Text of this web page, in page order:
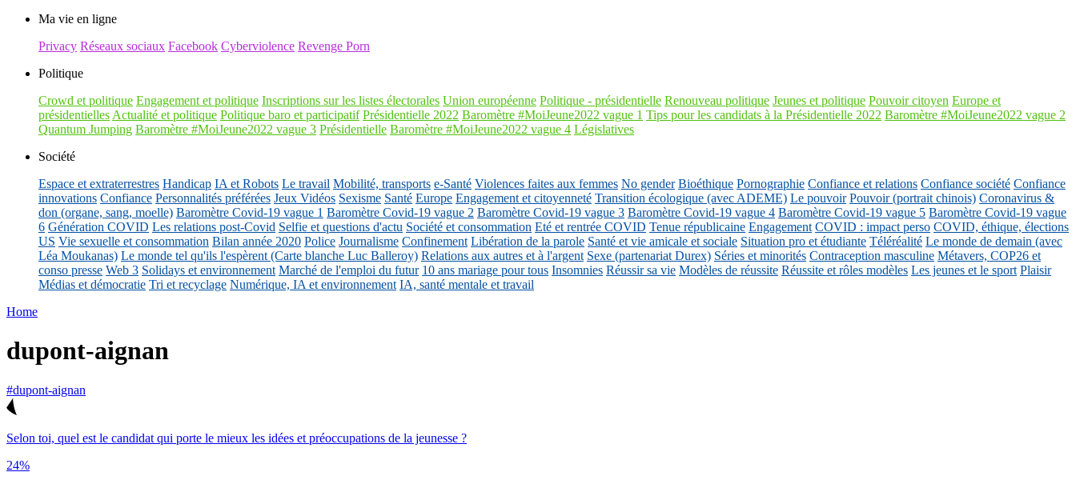
Ma vie en ligne
Privacy Réseaux sociaux Facebook Cyberviolence Revenge Porn
Politique
Crowd et politique Engagement et politique Inscriptions sur les listes électorales Union européenne Politique - présidentielle Renouveau politique Jeunes et politique Pouvoir citoyen Europe et
présidentielles Actualité et politique Politique baro et participatif Présidentielle 2022 Baromètre #MoiJeune2022 vague 1 Tips pour les candidats à la Présidentielle 2022 Baromètre #MoiJeune2022 vague 2
Quantum Jumping Baromètre #MoiJeune2022 vague 3 Présidentielle Baromètre #MoiJeune2022 vague 4 Législatives
Société
Espace et extraterrestres Handicap IA et Robots Le travail Mobilité, transports e-Santé Violences faites aux femmes No gender Bioéthique Pornographie Confiance et relations Confiance société Confiance
innovations Confiance Personnalités préférées Jeux Vidéos Sexisme Santé Europe Engagement et citoyenneté Transition écologique (avec ADEME) Le pouvoir Pouvoir (portrait chinois) Coronavirus &
don (organe, sang, moelle) Baromètre Covid-19 vague 1 Baromètre Covid-19 vague 2 Baromètre Covid-19 vague 3 Baromètre Covid-19 vague 4 Baromètre Covid-19 vague 5 Baromètre Covid-19 vague
6 Génération COVID Les relations post-Covid Selfie et questions d'actu Société et consommation Eté et rentrée COVID Tenue républicaine Engagement COVID : impact perso COVID, éthique, élections
US Vie sexuelle et consommation Bilan année 2020 Police Journalisme Confinement Libération de la parole Santé et vie amicale et sociale Situation pro et étudiante Téléréalité Le monde de demain (avec
Léa Moukanas) Le monde tel qu'ils l'espèrent (Carte blanche Luc Balleroy) Relations aux autres et à l'argent Sexe (partenariat Durex) Séries et minorités Contraception masculine Métavers, COP26 et
conso presse Web 3 Solidays et environnement Marché de l'emploi du futur 10 ans mariage pour tous Insomnies Réussir sa vie Modèles de réussite Réussite et rôles modèles Les jeunes et le sport Plaisir
Médias et démocratie Tri et recyclage Numérique, IA et environnement IA, santé mentale et travail
Home
dupont-aignan
#dupont-aignan
Selon toi, quel est le candidat qui porte le mieux les idées et préoccupations de la jeunesse ?
24%